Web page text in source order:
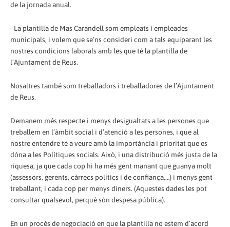
de la jornada anual.
- La plantilla de Mas Carandell som empleats i empleades
municipals, i volem que se’ns consideri com a tals equiparant les
nostres condicions laborals amb les que té la plantilla de
l’Ajuntament de Reus.
Nosaltres també som treballadors i treballadores de l’Ajuntament
de Reus.
Demanem més respecte i menys desigualtats a les persones que
treballem en l’àmbit social i d’atenció a les persones, i que al
nostre entendre té a veure amb la importància i prioritat que es
dóna a les Polítiques socials. Això, i una distribució més justa de la
riquesa, ja que cada cop hi ha més gent manant que guanya molt
(assessors, gerents, càrrecs polítics i de confiança,…) i menys gent
treballant, i cada cop per menys diners. (Aquestes dades les pot
consultar qualsevol, perquè són despesa pública).
En un procés de negociació en que la plantilla no estem d’acord